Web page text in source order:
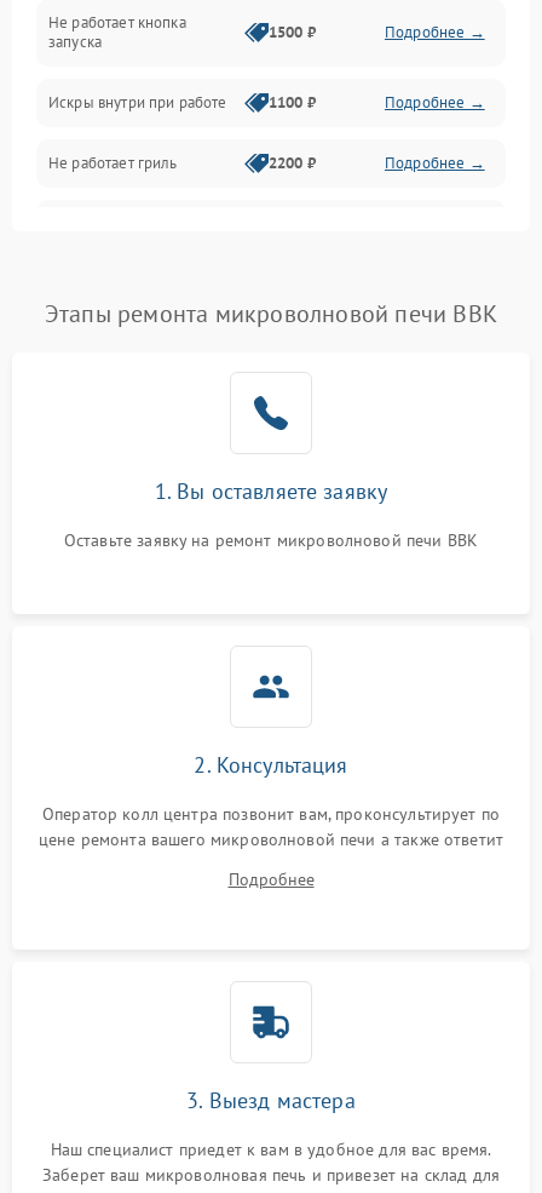
Нагрев и приготовление
Программное обеспечение
Не работает кнопка
запуска
1500 ₽ Подробнее →
Искры внутри при работе 1100 ₽ Подробнее →
Не работает гриль 2200 ₽ Подробнее →
Появление запаха гари Подробнее →
2200 ₽
Не работают сенсорные
1000 ₽
Этапы ремонта микроволновой печи BBK
1. Вы оставляете заявку
Оставьте заявку на ремонт микроволновой печи BBK
2. Консультация
Оператор колл центра позвонит вам, проконсультирует по
цене ремонта вашего микроволновой печи а также ответит
Подробнее
3. Выезд мастера
Наш специалист приедет к вам в удобное для вас время.
Заберет ваш микроволновая печь и привезет на склад для